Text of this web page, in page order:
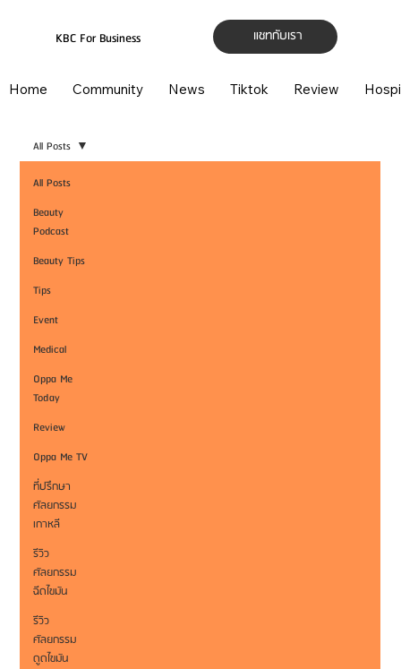
แชทกับเรา
KBC For Business
Home Community News Tiktok Review
All Posts
Beauty
Podcast
Beauty Tips
Tips
Event
Medical
Oppa Me
Today
Review
Oppa Me TV
ที่ปรึกษา
ศัลยกรรม
เกาหลี
รีวิว
ศัลยกรรม
ฉีดไขมัน
รีวิว
ศัลยกรรม
ดูดไขมัน
All Posts